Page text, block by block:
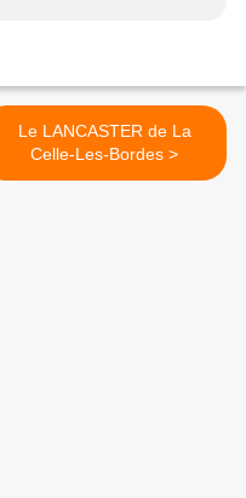
Le LANCASTER de La
Celle-Les-Bordes >